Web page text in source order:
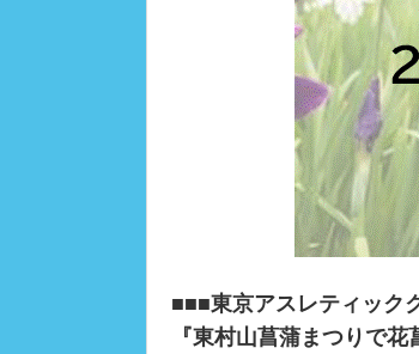
■■■東京アスレティック
『東村山菖蒲まつりで